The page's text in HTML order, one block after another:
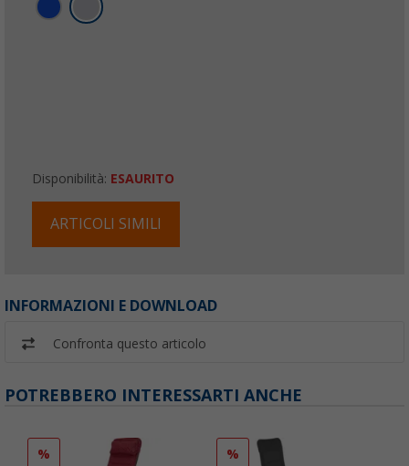
Disponibilità: ESAURITO
ARTICOLI SIMILI
INFORMAZIONI E DOWNLOAD
Confronta questo articolo
POTREBBERO INTERESSARTI ANCHE
% %